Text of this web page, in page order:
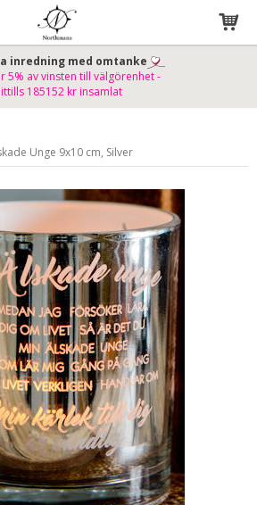
har blivit tillagd i varukorgen
inredning med omtanke
5% av vinsten till välgörenhet -
185152 kr insamlat
Unge 9x10 cm, Silver